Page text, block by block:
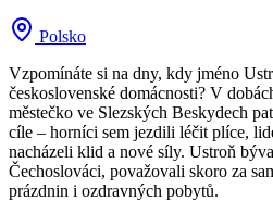
Polsko
Vzpomínáte si na dny, kdy jméno
československé domácnosti? V
městečko ve Slezských Beskydech
cíle – horníci sem jezdili léčit plíce,
nacházeli klid a nové síly. Ustroň
Čechoslováci, považovali skoro za
prázdnin i ozdravných pobytů.